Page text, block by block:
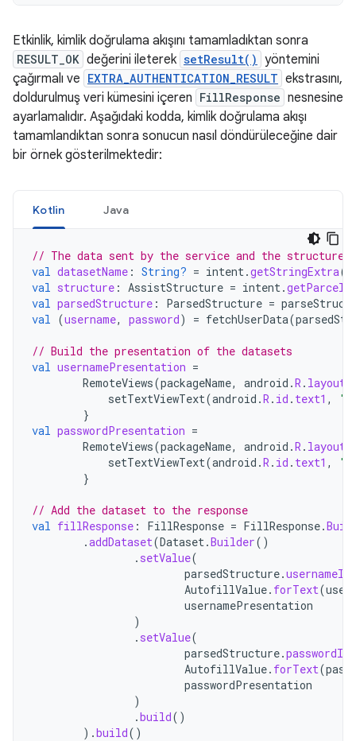
Etkinlik, kimlik doğrulama akışını tamamladıktan sonra
RESULT_OK değerini ileterek setResult() yöntemini
çağırmalı ve EXTRA_AUTHENTICATION_RESULT ekstrasını,
doldurulmuş veri kümesini içeren FillResponse nesnesine
ayarlamalıdır. Aşağıdaki kodda, kimlik doğrulama akışı
tamamlandıktan sonra sonucun nasıl döndürüleceğine dair
bir örnek gösterilmektedir:
Kotlin Java
// The data sent by the service and the structure
val datasetName : String? = intent.getStringExtra(
val structure : AssistStructure = intent.
val parsedStructure : ParsedStructure =
val (username, password) = fetchUserData(
// Build the presentation of the datasets
val usernamePresentation =
RemoteViews(packageName, android .R . layout
setTextViewText(android .R . id . text1 ,
}
val passwordPresentation =
RemoteViews(packageName, android .R . layout
setTextViewText(android .R . id . text1 ,
}
// Add the dataset to the response
val fillResponse : FillResponse = FillResponse.
.addDataset(Dataset.Builder()
. setValue(
parsedStructure.usernameId
AutofillValue. forText(
usernamePresentation
)
. setValue(
parsedStructure.passwordId
AutofillValue. forText(
passwordPresentation
)
.build()
).build()